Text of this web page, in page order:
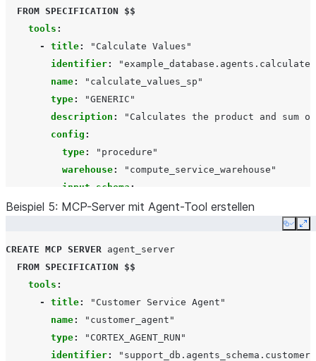
FROM SPECIFICATION
$$
tools :
-
title: "Calculate Values"
identifier:
name:
"calculate_values_sp"
type:
"GENERIC"
description : "Calculates the product and sum of
config :
type:
"procedure"
warehouse:
"compute_service_warehouse"
input_schema :
type: "object"
description
"Second
"number"
Beispiel 5: MCP-Server mit Agent-Tool erstellen
Copy
CREATE MCP SERVER agent_server
FROM SPECIFICATION
$$
tools :
-
title: "Customer Service Agent"
name:
"customer_agent"
type:
"CORTEX_AGENT_RUN"
identifier: